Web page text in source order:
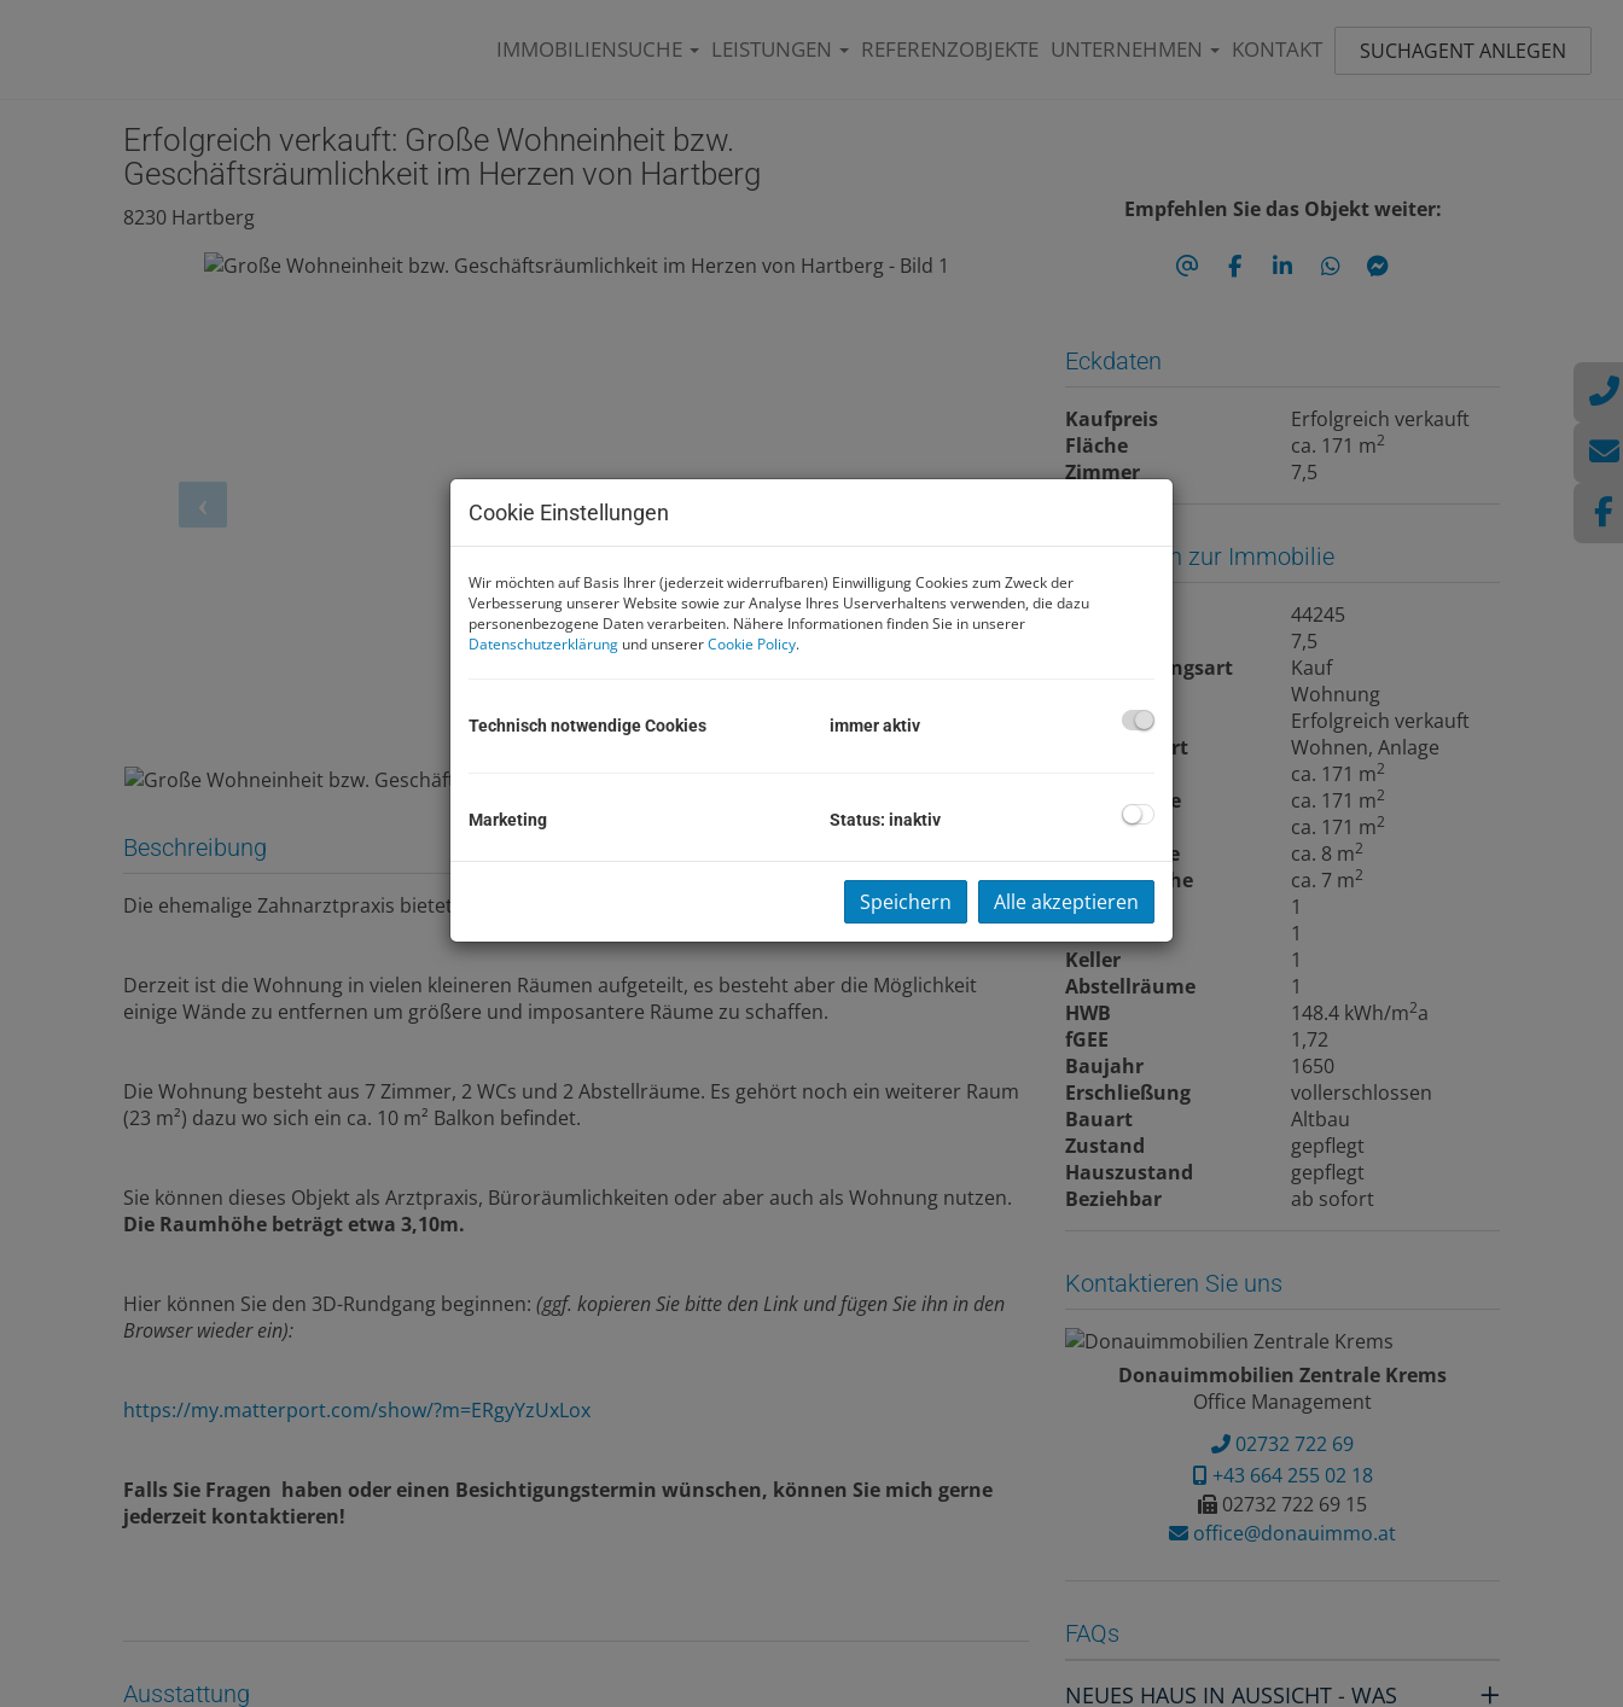
IMMOBILIENSUCHE LEISTUNGEN REFERENZOBJEKTE UNTERNEHMEN KONTAKT SUCHAGENT ANLEGEN
Erfolgreich verkauft: Große Wohneinheit bzw.
Geschäftsräumlichkeit im Herzen von Hartberg
8230 Hartberg
Beschreibung
Die ehemalige Zahnarztpraxis bietet viele Möglichkeiten zur individuellen Gestaltung.
Derzeit ist die Wohnung in vielen kleineren Räumen aufgeteilt, es besteht aber die Möglichkeit
einige Wände zu entfernen um größere und imposantere Räume zu schaffen.
Die Wohnung besteht aus 7 Zimmer, 2 WCs und 2 Abstellräume. Es gehört noch ein weiterer Raum
(23 m²) dazu wo sich ein ca. 10 m² Balkon befindet.
Sie können dieses Objekt als Arztpraxis, Büroräumlichkeiten oder aber auch als Wohnung nutzen.
Die Raumhöhe beträgt etwa 3,10m.
Hier können Sie den 3D-Rundgang beginnen: (ggf. kopieren Sie bitte den Link und fügen Sie ihn in den
Browser wieder ein):
https://my.matterport.com/show/?m=ERgyYzUxLox
Falls Sie Fragen haben oder einen Besichtigungstermin wünschen, können Sie mich gerne
jederzeit kontaktieren!
Ausstattung
Empfehlen Sie das Objekt weiter:
Eckdaten
Kaufpreis
Erfolgreich verkauft
Fläche
ca. 171 m2
Zimmer 7,5
Basisdaten zur Immobilie
Objektnr.
44245
7,5
Vermarktungsart
Kauf
Wohnung
Kaufpreis
Erfolgreich verkauft
Nutzungsart
Wohnen Anlage
ca. 171 m2
Wohnfläche ca. 171 m2
Nutzfläche ca. 171 m2
Kellerfläche ca. 8 m2
Balkonfläche ca. 7 m2
WC
1
1
Keller
1
Abstellräume
1
HWB
148.4 kWh/m2a
fGEE
1,72
Baujahr
1650
Erschließung
vollerschlossen
Bauart
Altbau
Zustand
gepflegt
Hauszustand
gepflegt
Beziehbar
ab sofort
Kontaktieren Sie uns
Donauimmobilien Zentrale Krems
Office Management
02732 722 69
+43 664 255 02 18
02732 722 69 15
office@donauimmo.at
FAQs
NEUES HAUS IN AUSSICHT - WAS
Cookie Einstellungen
Wir möchten auf Basis Ihrer (jederzeit widerrufbaren) Einwilligung Cookies zum Zweck der
Verbesserung unserer Website sowie zur Analyse Ihres Userverhaltens verwenden, die dazu
personenbezogene Daten verarbeiten. Nähere Informationen finden Sie in unserer
Datenschutzerklärung und unsererCookie Policy.
Technisch notwendige Cookies immer aktiv
Marketing Status: inaktiv
Speichern Alle akzeptieren